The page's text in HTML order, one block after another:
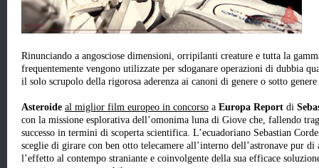
Rinunciando a angosciose dimensioni, orripilanti creature e tutta la
frequentemente vengono utilizzate per sdoganare operazioni di dubbia
il solo scrupolo della rigorosa aderenza ai canoni di genere o sotto genere
Asteroide al miglior film europeo in concorso a Europa Report di
con la missione esplorativa dell’omonima luna di Giove che, fallendo
successo in termini di scoperta scientifica. L’ecuadoriano Sebastian
sceglie di girare con ben otto telecamere all’interno dell’astronave pur
l’effetto al contempo straniante e coinvolgente della sua efficace